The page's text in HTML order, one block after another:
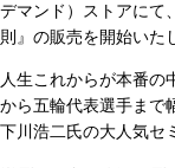
デマンド）ストアにて
則』の販売を開始いた
人生これからが本番
から五輪代表選手まで
下川浩二氏の大人気セ